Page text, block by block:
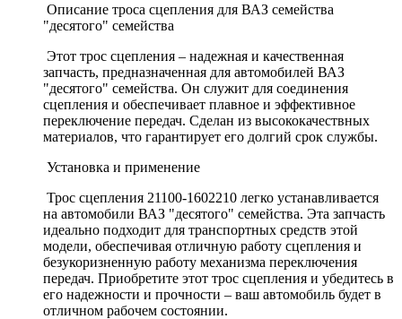
Описание троса сцепления для ВАЗ семейства
"десятого" семейства
Этот трос сцепления – надежная и качественная
запчасть, предназначенная для автомобилей ВАЗ
"десятого" семейства. Он служит для соединения
сцепления и обеспечивает плавное и эффективное
переключение передач. Сделан из высококачествных
материалов, что гарантирует его долгий срок службы.
Установка и применение
Трос сцепления 21100-1602210 легко устанавливается
на автомобили ВАЗ "десятого" семейства. Эта запчасть
идеально подходит для транспортных средств этой
модели, обеспечивая отличную работу сцепления и
безукоризненную работу механизма переключения
передач. Приобретите этот трос сцепления и убедитесь в
его надежности и прочности – ваш автомобиль будет в
отличном рабочем состоянии.